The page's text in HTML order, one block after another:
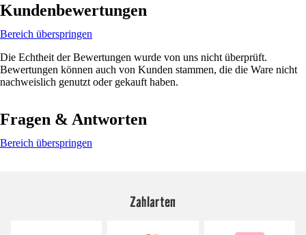
Kundenbewertungen
Bereich überspringen
Die Echtheit der Bewertungen wurde von uns nicht überprüft.
Bewertungen können auch von Kunden stammen, die die Ware nicht
nachweislich genutzt oder gekauft haben.
Fragen & Antworten
Bereich überspringen
Zahlarten